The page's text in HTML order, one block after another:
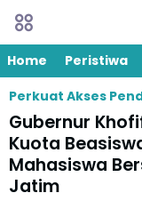
Home Peristiwa
Perkuat Akses
Gubernur
Kuota
Mahasiswa
Jatim